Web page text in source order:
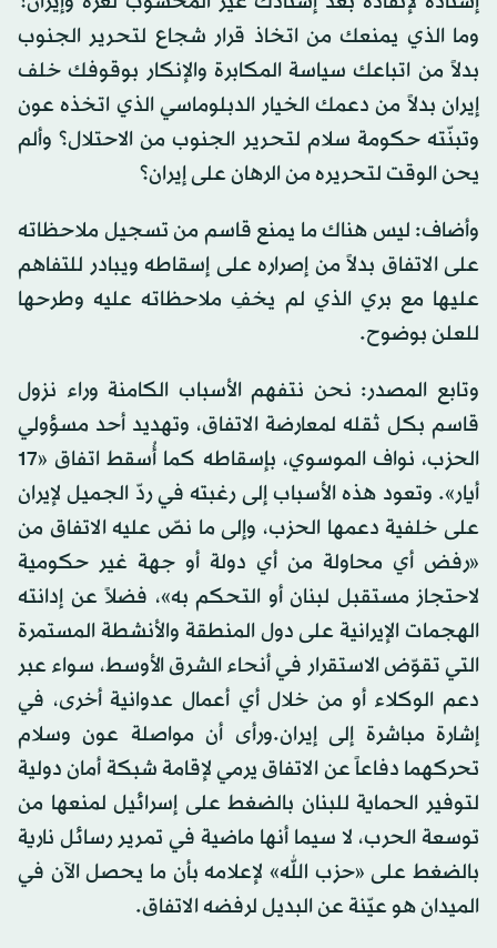
وما الذي يمنعك من اتخاذ قرار شجاع لتحرير الجنوب
بدلاً من اتباعك سياسة المكابرة والإنكار بوقوفك خلف
إيران بدلاً من دعمك الخيار الدبلوماسي الذي اتخذه عون
وتبنّته حكومة سلام لتحرير الجنوب من الاحتلال؟ وألم
يحن الوقت لتحريره من الرهان على إيران؟
وأضاف: ليس هناك ما يمنع قاسم من تسجيل ملاحظاته
على الاتفاق بدلاً من إصراره على إسقاطه ويبادر للتفاهم
عليها مع بري الذي لم يخفِ ملاحظاته عليه وطرحها
للعلن بوضوح.
وتابع المصدر: نحن نتفهم الأسباب الكامنة وراء نزول
قاسم بكل ثقله لمعارضة الاتفاق، وتهديد أحد مسؤولي
الحزب، نواف الموسوي، بإسقاطه كما أُسقط اتفاق «17
أيار». وتعود هذه الأسباب إلى رغبته في ردّ الجميل لإيران
على خلفية دعمها الحزب، وإلى ما نصّ عليه الاتفاق من
«رفض أي محاولة من أي دولة أو جهة غير حكومية
لاحتجاز مستقبل لبنان أو التحكم به»، فضلاً عن إدانته
الهجمات الإيرانية على دول المنطقة والأنشطة المستمرة
التي تقوّض الاستقرار في أنحاء الشرق الأوسط، سواء عبر
دعم الوكلاء أو من خلال أي أعمال عدوانية أخرى، في
إشارة مباشرة إلى إيران.ورأى أن مواصلة عون وسلام
تحركهما دفاعاً عن الاتفاق يرمي لإقامة شبكة أمان دولية
لتوفير الحماية للبنان بالضغط على إسرائيل لمنعها من
توسعة الحرب، لا سيما أنها ماضية في تمرير رسائل نارية
بالضغط على «حزب الله» لإعلامه بأن ما يحصل الآن في
الميدان هو عيّنة عن البديل لرفضه الاتفاق.